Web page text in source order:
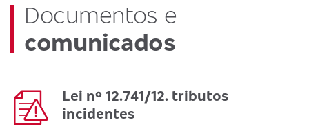
Documentos e
comunicados
Lei nº 12.741/12. tributos
incidentes